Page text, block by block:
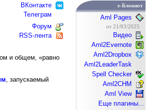
ВКонтакте
Телеграм
Форум
RSS-лента
и общем, «равно
, запускаемый
e-Блокнот
Aml Pages
от 21/03/2025
Видео
Aml2Evernote
Aml2Dropbox
Aml2LeaderTask
Spell Checker
Aml2CHM
Aml View
Еще плагины...